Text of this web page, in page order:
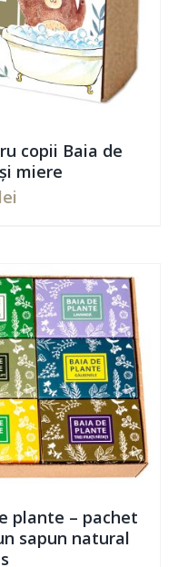
/ DETAILS
copii Baia de
miere
lei
plante – pachet
sapun natural